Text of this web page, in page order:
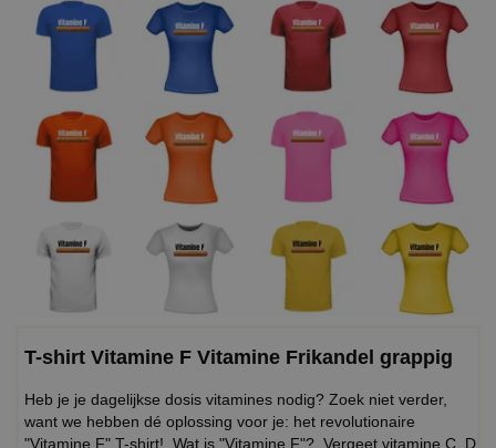
T-shirt Vitamine F Vitamine Frikandel grappig
Heb je je dagelijkse dosis vitamines nodig? Zoek niet verder,
want we hebben dé oplossing voor je: het revolutionaire
"Vitamine F" T-shirt! Wat is "Vitamine F"? Vergeet vitamine C, D